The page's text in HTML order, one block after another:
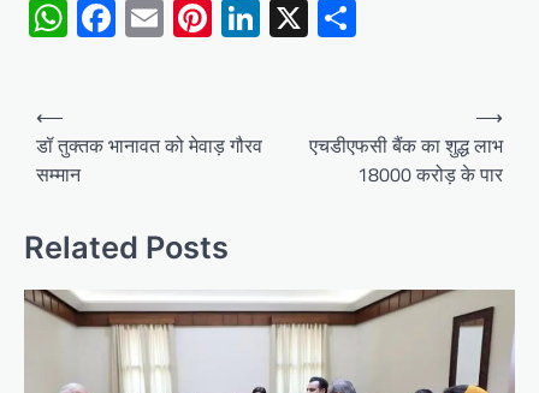
WhatsApp
Facebook
EmailPinterest
LinkedIn
X
Post
navigation
⟵
डॉ तुक्तक भानावत को मेवाड़ गौरव
सम्मान
एचडीएफसी बैंक का शुद्ध लाभ
18000 करोड़ के पार
⟶
Related Posts